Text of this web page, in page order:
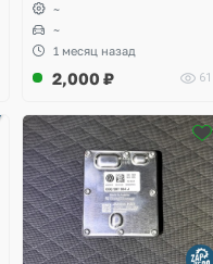
~
~
1 месяц назад
2,000 ₽ 61
2 фото